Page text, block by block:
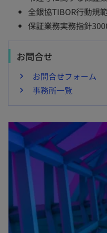
全銀協TIBOR行動規
保証業務実務指針
お問合せ
お問合せフォーム
事務所一覧